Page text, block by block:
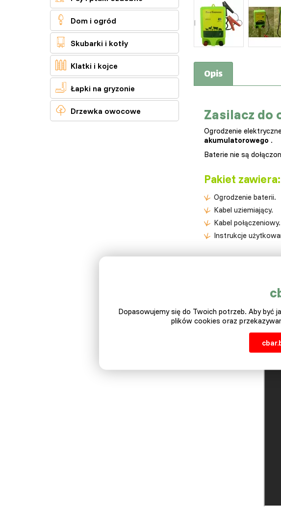
 Dom i ogród
 Skubarki i kotły
 Klatki i kojce
 Łapki na gryzonie
 Drzewka owocowe
Opis
Zasilacz do
Ogrodzenie
akumulatorowego .
Baterie nie są
Pakiet zawiera:
Ogrodzenie baterii.
Kabel uziemiający.
Kabel połączeniowy.
Instrukcje
Parametry
9 000 V.
Wymiar19 x 11,5 x
Dopasowujemy się do Twoich potrzeb. Aby być
plików cookies oraz